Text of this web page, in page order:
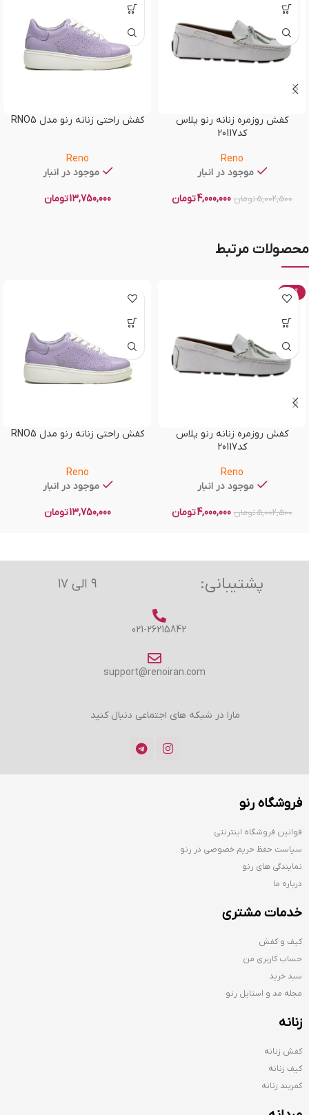
کفش روزمره زنانه رنو پلاس
کد20117
Reno
موجود در انبار
5,002,500تومان 4,000,000تومان
کفش راحتی زنانه رنو مدل RNO5
Reno
موجود در انبار
13,750,000تومان
محصولات مرتبط
-20%
کفش روزمره زنانه رنو پلاس
کد20117
Reno
موجود در انبار
5,002,500تومان 4,000,000تومان
کفش راحتی زنانه رنو مدل RNO5
Reno
موجود در انبار
13,750,000تومان
پشتیبانی: ۹ الی ۱۷
021-26215842
support@renoiran.com
مارا در شبکه های اجتماعی دنبال کنید
فروشگاه رنو
قوانین فروشگاه اینترنتی
سیاست حفظ حریم خصوصی در رنو
نمایندگی های رنو
درباره ما
خدمات مشتری
کیف و کفش
حساب کاربری من
سبد خرید
مجله مد و استایل رنو
زنانه
کفش زنانه
کیف زنانه
کمربند زنانه